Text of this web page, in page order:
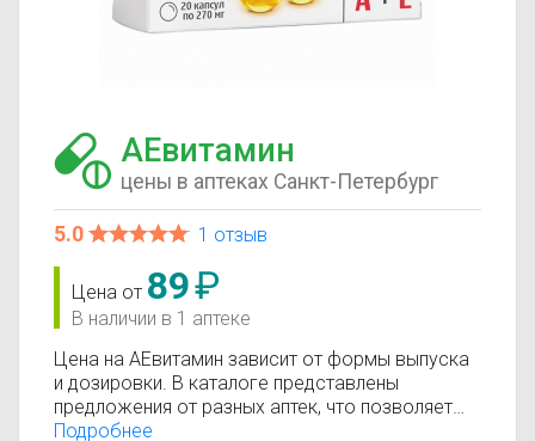
АЕвитамин
цены в аптеках Санкт-Петербург
5.0 1 отзыв
Цена от 89₽
В наличии в 1 аптеке
Цена на АЕвитамин зависит от формы выпуска
и дозировки. В каталоге представлены
предложения от разных аптек, что позволяет
быстро найти, где купить АЕвитамин по
Подробнее